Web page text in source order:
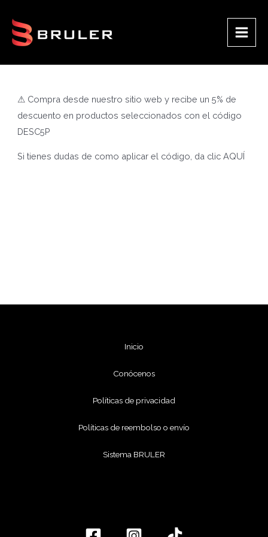
contenido
Main
⚠ Compra desde nuestro sitio web y recibe un 5% de
descuento en productos seleccionados con el código
DESC5P
Si tienes dudas de como aplicar el código, da clicAQUÍ
Inicio
Conócenos
Políticas de privacidad
Políticas de reembolso o envío
Sistema BRULER